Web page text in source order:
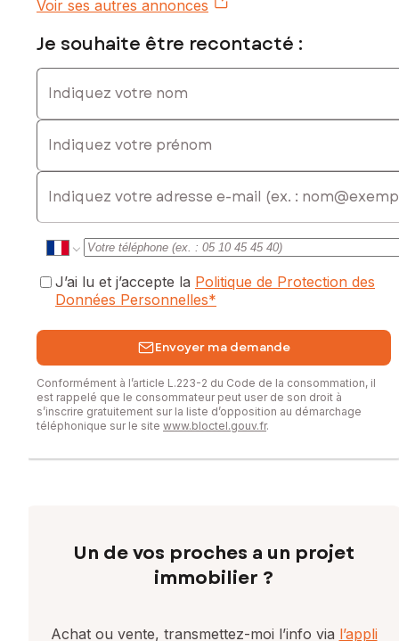
sous le numéro 821162518
Voir ses autres annonces
Je souhaite être recontacté :
Indiquez votre nom
Indiquez votre prénom
E-mail
J’ai lu et j’accepte la Politique de Protection des
Données Personnelles*
Envoyer ma demande
Conformément à l’article L.223-2 du Code de la consommation, il
est rappelé que le consommateur peut user de son droit à
s’inscrire gratuitement sur la liste d’opposition au démarchage
téléphonique sur le site www.bloctel.gouv.fr.
Un de vos proches a un projet
immobilier ?
Achat ou vente, transmettez-moi l’info via l’appli